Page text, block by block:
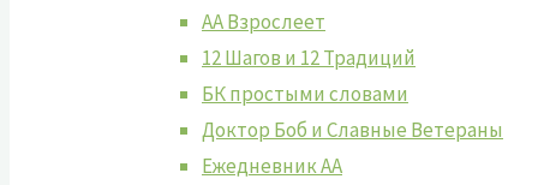
АА Взрослеет
12 Шагов и 12 Традиций
БК простыми словами
Доктор Боб и Славные Ветераны
Ежедневник АА